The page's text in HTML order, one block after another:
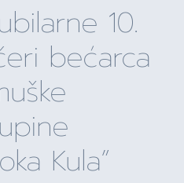
10.
bećarca
Kula”